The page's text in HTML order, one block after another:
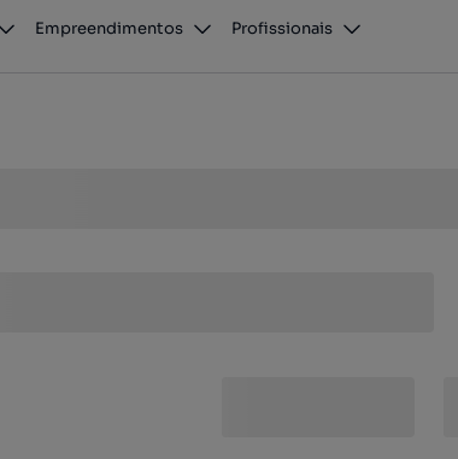
Empreendimentos Profissionais